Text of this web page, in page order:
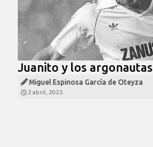
Juanito y los argonautas
Miguel Espinosa García de Oteyza
2 abril, 2023